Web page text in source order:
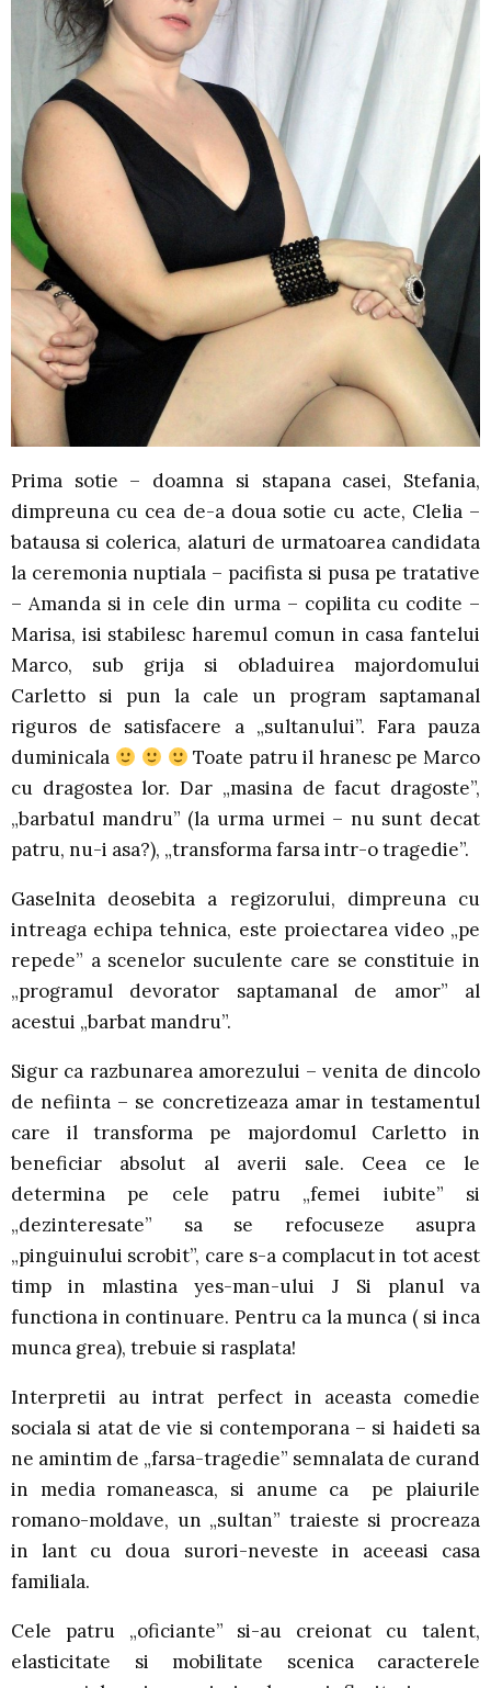
Prima sotie – doamna si stapana casei, Stefania,
dimpreuna cu cea de-a doua sotie cu acte, Clelia –
batausa si colerica, alaturi de urmatoarea candidata
la ceremonia nuptiala – pacifista si pusa pe tratative
– Amanda si in cele din urma – copilita cu codite –
Marisa, isi stabilesc haremul comun in casa fantelui
Marco, sub grija si obladuirea majordomului
Carletto si pun la cale un program saptamanal
riguros de satisfacere a „sultanului”. Fara pauza
duminicala
Toate patru il hranesc pe Marco
cu dragostea lor. Dar „masina de facut dragoste”,
„barbatul mandru” (la urma urmei – nu sunt decat
patru, nu-i asa?), „transforma farsa intr-o tragedie”.
Gaselnita deosebita a regizorului, dimpreuna cu
intreaga echipa tehnica, este proiectarea video „pe
repede” a scenelor suculente care se constituie in
„programul devorator saptamanal de amor” al
acestui „barbat mandru”.
Sigur ca razbunarea amorezului – venita de dincolo
de nefiinta – se concretizeaza amar in testamentul
care il transforma pe majordomul Carletto in
beneficiar absolut al averii sale. Ceea ce le
determina pe cele patru „femei iubite” si
„dezinteresate” sa se refocuseze asupra
„pinguinului scrobit”, care s-a complacut in tot acest
timp in mlastina yes-man-ului J Si planul va
functiona in continuare. Pentru ca la munca ( si inca
munca grea), trebuie si rasplata!
Interpretii au intrat perfect in aceasta comedie
sociala si atat de vie si contemporana – si haideti sa
ne amintim de „farsa-tragedie” semnalata de curand
in media romaneasca, si anume ca pe plaiurile
romano-moldave, un „sultan” traieste si procreaza
in lant cu doua surori-neveste in aceeasi casa
familiala.
Cele patru „oficiante” si-au creionat cu talent,
elasticitate si mobilitate scenica caracterele